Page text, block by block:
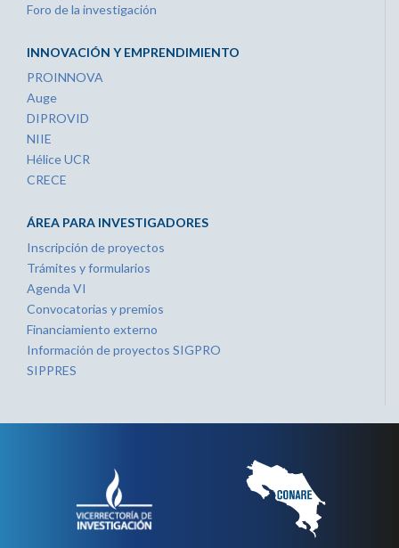
Foro de la investigación
INNOVACIÓN Y EMPRENDIMIENTO
PROINNOVA
Auge
DIPROVID
NIIE
Hélice UCR
CRECE
ÁREA PARA INVESTIGADORES
Inscripción de proyectos
Trámites y formularios
Agenda VI
Convocatorias y premios
Financiamiento externo
Información de proyectos SIGPRO
SIPPRES